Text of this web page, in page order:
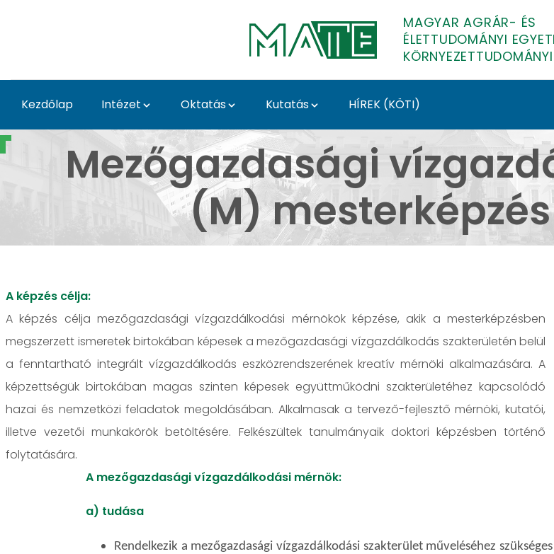
MAGYAR AGRÁR- ÉS
ÉLETTUDOMÁNYI
Kezdőlap Intézet Oktatás Kutatás HÍREK (KÖTI)
Mezőgazdasági vízgazdálkodási
Mezőgazdasági
(M)
A képzés célja:
A képzés célja mezőgazdasági vízgazdálkodási mérnökök képzése, akik a mesterképzésben
megszerzett ismeretek birtokában képesek a mezőgazdasági vízgazdálkodás szakterületén belül
a fenntartható integrált vízgazdálkodás eszközrendszerének kreatív mérnöki alkalmazására. A
képzettségük birtokában magas szinten képesek együttműködni szakterületéhez kapcsolódó
hazai és nemzetközi feladatok megoldásában. Alkalmasak a tervező-fejlesztő mérnöki, kutatói,
illetve vezetői munkakörök betöltésére. Felkészültek tanulmányaik doktori képzésben történő
folytatására.
A mezőgazdasági vízgazdálkodási mérnök:
a) tudása
Rendelkezik a mezőgazdasági vízgazdálkodási szakterület műveléséhez